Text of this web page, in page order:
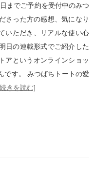
までご予約を受付中のみつ
さった方の感想、気になり
いただき、リアルな使い心
日の連載形式でご紹介した
アというオンラインショッ
です。 みつばちトートの愛
きを読む]